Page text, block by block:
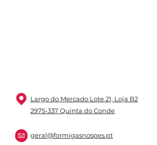
Largo do Mercado Lote 21, Loja B2
2975-337 Quinta do Conde
geral@formigasnospes.pt